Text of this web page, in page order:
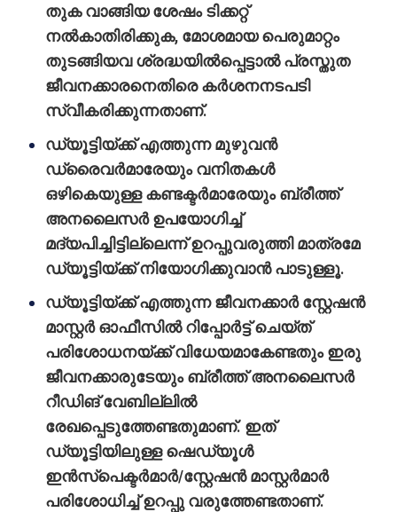
തുക വാങ്ങിയ ശേഷം ടിക്കറ്റ്
നല്‍കാതിരിക്കുക, മോശമായ പെരുമാറ്റം
തുടങ്ങിയവ ശ്രദ്ധയില്‍‍പ്പെട്ടാൽ പ്രസ്തുത
ജീവനക്കാരനെതിരെ കര്‍ശനനടപടി
സ്വീകരിക്കുന്നതാണ്.
ഡ്യൂട്ടിയ്ക്ക് എത്തുന്ന മുഴുവന്‍
ഡ്രൈവര്‍മാരേയും വനിതകള്‍
ഒഴികെയുള്ള കണ്ടക്ടര്‍മാരേയും ബ്രീത്ത്
അനലൈസര്‍ ഉപയോഗിച്ച്
മദ്യപിച്ചിട്ടില്ലെന്ന് ഉറപ്പുവരുത്തി മാത്രമേ
ഡ്യൂട്ടിയ്ക്ക് നിയോഗിക്കുവാന്‍ പാടുള്ളൂ.
ഡ്യൂട്ടിയ്ക്ക് എത്തുന്ന ജീവനക്കാര്‍ സ്റ്റേഷൻ
മാസ്റ്റര്‍ ഓഫീസില്‍ റിപ്പോര്‍ട്ട് ചെയ്ത്
പരിശോധനയ്ക്ക് വിധേയമാകേണ്ടതും ഇരു
ജീവനക്കാരുടേയും ബ്രീത്ത് അനലൈസര്‍
റീഡിങ് വേബില്ലില്‍
രേഖപ്പെടുത്തേണ്ടതുമാണ്. ഇത്
ഡ്യൂട്ടിയിലുള്ള ഷെഡ്യൂള്‍
ഇന്‍സ്‌പെക്ടര്‍മാര്‍/സ്റ്റേഷൻ മാസ്റ്റര്‍മാര്‍
പരിശോധിച്ച് ഉറപ്പു വരുത്തേണ്ടതാണ്.